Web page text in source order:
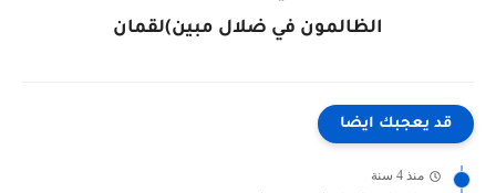
الظالمون في ضلال مبين)لقمان
قد يعجبك ايضا
منذ 4 سنة